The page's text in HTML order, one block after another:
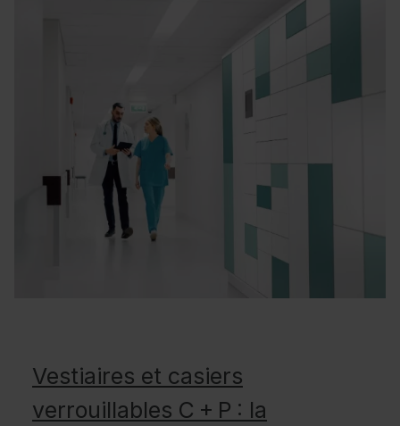
Vestiaires et casiers
verrouillables C + P : la